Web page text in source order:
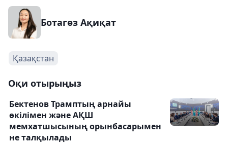
Ботагөз Ақиқат
Қазақстан
Оқи отырыңыз
Бектенов Трамптың арнайы
өкілімен және АҚШ
мемхатшысының орынбасарымен
не талқылады